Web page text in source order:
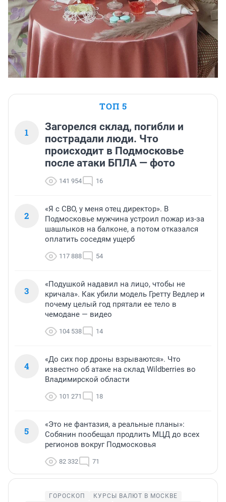
ТОП 5
1
Загорелся склад, погибли и
пострадали люди. Что
происходит в Подмосковье
после атаки БПЛА — фото
141 954 16
2
«Я с СВО, у меня отец директор». В
Подмосковье мужчина устроил пожар из-за
шашлыков на балконе, а потом отказался
оплатить соседям ущерб
117 888 54
3
«Подушкой надавил на лицо, чтобы не
кричала». Как убили модель Гретту Ведлер и
почему целый год прятали ее тело в
чемодане — видео
104 538 14
4
«До сих пор дроны взрываются». Что
известно об атаке на склад Wildberries во
Владимирской области
101 271 18
5
«Это не фантазия, а реальные планы»:
Собянин пообещал продлить МЦД до всех
регионов вокруг Подмосковья
82 332 71
ГОРОСКОП
КУРСЫ ВАЛЮТ В МОСКВЕ